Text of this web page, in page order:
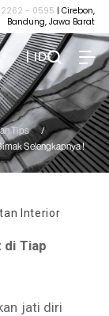
2262 - 0595 | Cirebon,
Bandung, Jawa Barat
| ID
Tips
/
Selengkapnya !
Interior
di Tiap
jati diri